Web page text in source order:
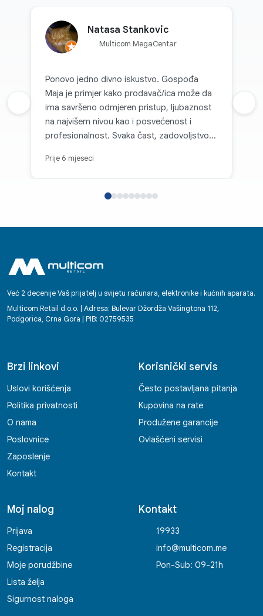
Natasa Stankovic
Multicom MegaCentar
Ponovo jedno divno iskustvo. Gospođa
Maja je primjer kako prodavač/ica može da
ima savršeno odmjeren pristup, ljubaznost
na najvišem nivou kao i posvećenost i
profesionalnost. Svaka čast, zadovoljstvo je
Prije 6 mjeseci
Prethodna recenzija
Već 2 decenije Vaš prijatelj u svijetu računara, elektronike i kućnih aparata.
Multicom Retail d.o.o. | Adresa: Bulevar Džordža Vašingtona 112,
Podgorica, Crna Gora | PIB: 02759535
Brzi linkovi
Uslovi korišćenja
Politika privatnosti
O nama
Poslovnice
Zaposlenje
Kontakt
Korisnički servis
Često postavljana pitanja
Kupovina na rate
Produžene garancije
Ovlašćeni servisi
Moj nalog
Prijava
Registracija
Moje porudžbine
Lista želja
Sigurnost naloga
Kontakt
19933
info@multicom.me
Pon-Sub: 09-21h